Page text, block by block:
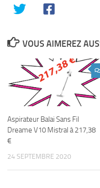
VOUS AIMEREZ
Aspirateur Balai Sans Fil
Dreame V10 Mistral à 217,38
€
24 SEPTEMBRE 2020